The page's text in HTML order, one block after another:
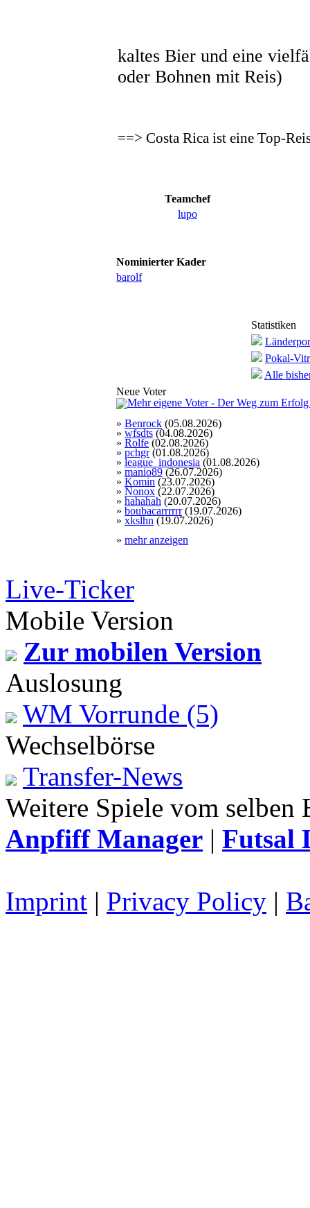
kaltes Bier und eine
oder Bohnen mit Reis)
==> Costa Rica ist eine Top-
Teamchef
lupo
Nominierter Kader
barolf
Statistiken
Pokal-
Alle
Neue Voter
» Benrock (05.08.2026)
» wfsdts (04.08.2026)
» Rolfe (02.08.2026)
» pchgr(01.08.2026)
» league_indonesia (01.08.2026)
» manio89 (26.07.2026)
» Komin (23.07.2026)
» Nonox (22.07.2026)
» hahahah (20.07.2026)
» boubacarrrrrr(19.07.2026)
» xkslhn (19.07.2026)
» mehr anzeigen
Live-Ticker
Mobile Version
Zur mobilen Version
Auslosung
WM Vorrunde (5)
Wechselbörse
Transfer-News
Weitere Spiele vom
Anpfiff Manager | Futsal
Imprint | Privacy Policy |